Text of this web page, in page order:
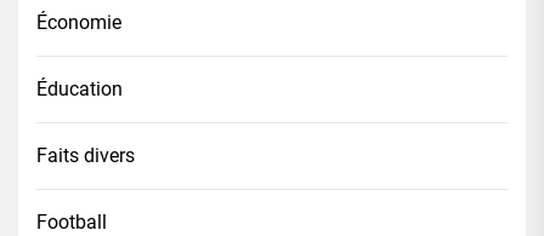
Économie
Éducation
Faits divers
Football